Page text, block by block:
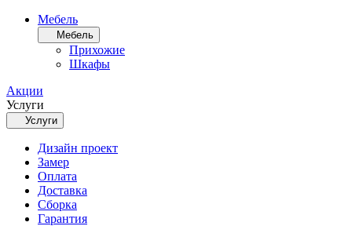
Мебель
Мебель
Прихожие
Шкафы
Акции
Услуги
Услуги
Дизайн проект
Замер
Оплата
Доставка
Сборка
Гарантия